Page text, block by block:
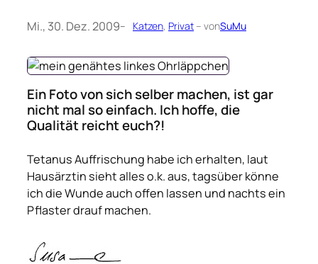
Mi., 30. Dez. 2009– Katzen, Privat – vonSuMu
Ein Foto von sich selber machen, ist gar
nicht mal so einfach. Ich hoffe, die
Qualität reicht euch?!
Tetanus Auffrischung habe ich erhalten, laut
Hausärztin sieht alles o.k. aus, tagsüber könne
ich die Wunde auch offen lassen und nachts ein
Pflaster drauf machen.